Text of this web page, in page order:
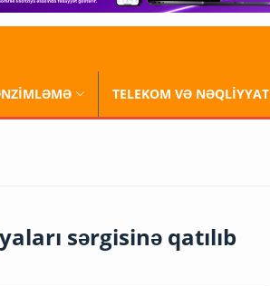
TELEKOM VƏ NƏQLİYYAT
sərgisinə qatılıb